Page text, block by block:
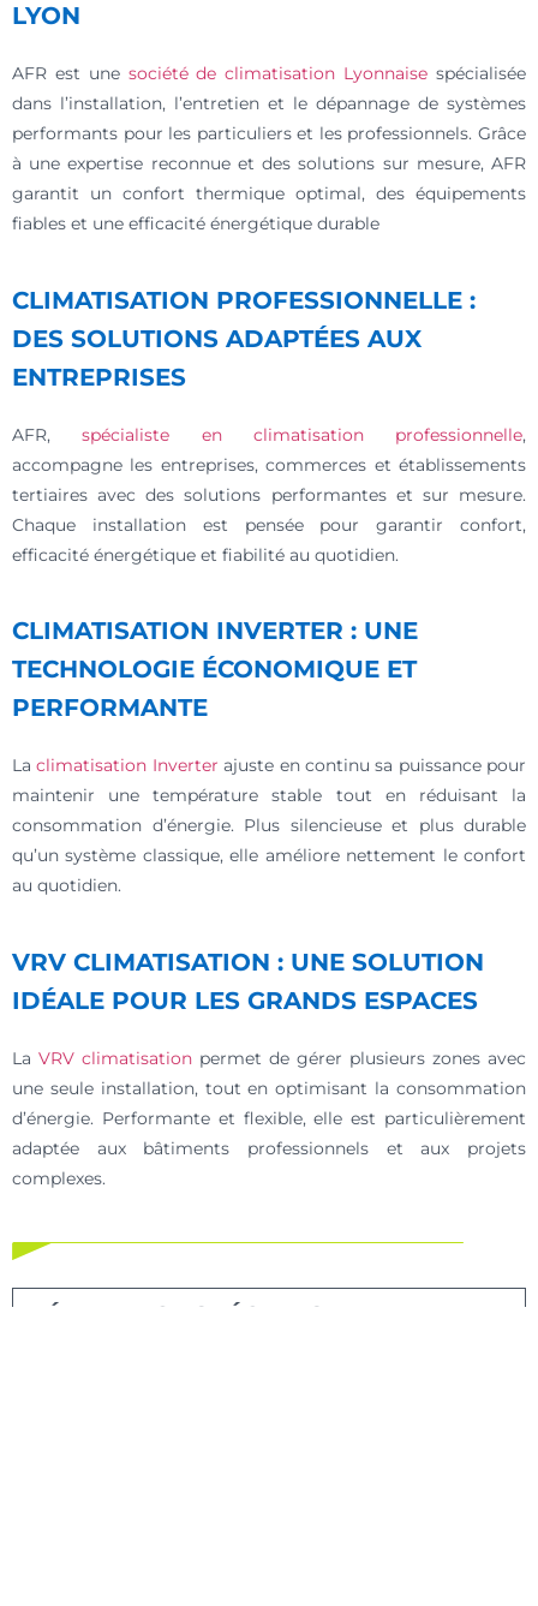
LYON
AFR est une société de climatisation Lyonnaise spécialisée
dans l’installation, l’entretien et le dépannage de systèmes
performants pour les particuliers et les professionnels. Grâce
à une expertise reconnue et des solutions sur mesure, AFR
garantit un confort thermique optimal, des équipements
fiables et une efficacité énergétique durable
CLIMATISATION PROFESSIONNELLE :
DES SOLUTIONS ADAPTÉES AUX
ENTREPRISES
AFR,spécialiste en climatisation professionnelle,
accompagne les entreprises, commerces et établissements
tertiaires avec des solutions performantes et sur mesure.
Chaque installation est pensée pour garantir confort,
efficacité énergétique et fiabilité au quotidien.
CLIMATISATION INVERTER : UNE
TECHNOLOGIE ÉCONOMIQUE ET
PERFORMANTE
Laclimatisation Inverter ajuste en continu sa puissance pour
maintenir une température stable tout en réduisant la
consommation d’énergie. Plus silencieuse et plus durable
qu’un système classique, elle améliore nettement le confort
au quotidien.
VRV CLIMATISATION : UNE SOLUTION
IDÉALE POUR LES GRANDS ESPACES
La VRV climatisation permet de gérer plusieurs zones avec
une seule installation, tout en optimisant la consommation
d’énergie. Performante et flexible, elle est particulièrement
adaptée aux bâtiments professionnels et aux projets
complexes.
DÉPANNAGE SPÉCIALISTE DAIKIN